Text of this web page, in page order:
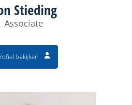
Stieding
Associate
bekijken